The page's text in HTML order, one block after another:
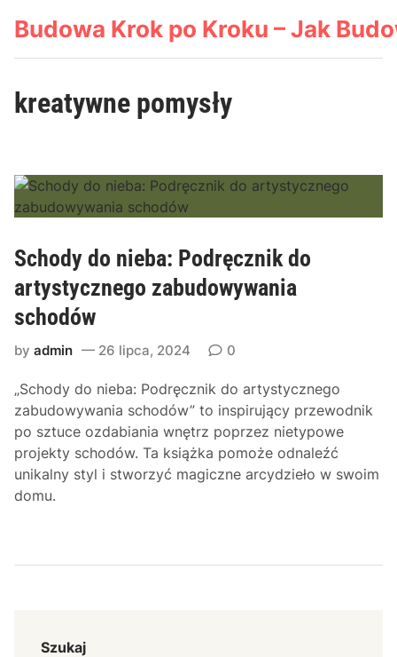
Budowa Krok po Kroku – Jak
kreatywne pomysły
Schody do nieba: Podręcznik do
artystycznego zabudowywania
schodów
byadmin 26 lipca, 2024 0
„Schody do nieba: Podręcznik do artystycznego
zabudowywania schodów” to inspirujący przewodnik
po sztuce ozdabiania wnętrz poprzez nietypowe
projekty schodów. Ta książka pomoże odnaleźć
unikalny styl i stworzyć magiczne arcydzieło w swoim
domu.
Szukaj